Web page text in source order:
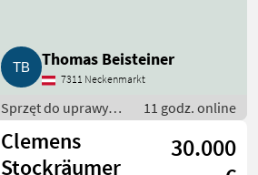
Thomas Beisteiner
7311 Neckenmarkt
Sprzęt do uprawy
winorośli / Sprzęt
dla winiarni
11 godz. online
Clemens
Stockräumer
30.000